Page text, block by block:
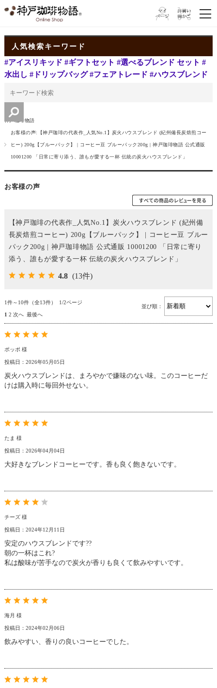
人気検索キーワード
#アイスリキッド #ギフトセット #選べるブレンド セット #
水出し #ドリップバッグ #フェアトレード #ハウスブレンド
神戸珈琲物語
お客様の声:【神戸珈琲の代表作_人気No.1】炭火ハウスブレンド (紀州備長炭焙煎コー
ヒー) 200g【ブルーパック】 | コーヒー豆 ブルーパック200g | 神戸珈琲物語 公式通販
10001200 「日常に寄り添う、誰もが愛する一杯 伝統の炭火ハウスブレンド」
お客様の声
【神戸珈琲の代表作_人気No.1】炭火ハウスブレンド (紀州備
長炭焙煎コーヒー) 200g【ブルーパック】 | コーヒー豆 ブルー
パック200g | 神戸珈琲物語 公式通販 10001200 「日常に寄り
添う、誰もが愛する一杯 伝統の炭火ハウスブレンド」
4.8 (13件)
1件～10件（全13件） 1/2ページ
1 2 次へ 最後へ
並び順：
ポッポ 様
投稿日：2026年05月05日
炭火ハウスブレンドは、まろやかで嫌味のない味。このコーヒーだ
けは購入時に毎回外せない。
たま 様
投稿日：2026年04月04日
大好きなブレンドコーヒーです。香も良く飽きないです。
チーズ 様
投稿日：2024年12月11日
安定のハウスブレンドです??
朝の一杯はこれ?
私は酸味が苦手なので炭火が香りも良くて飲みやすいです。
海月 様
投稿日：2024年02月06日
飲みやすい、香りの良いコーヒーでした。